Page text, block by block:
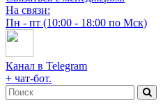
На связи:
Пн - пт (10:00 - 18:00 по Мск)
Канал в Telegram
+ чат-бот.